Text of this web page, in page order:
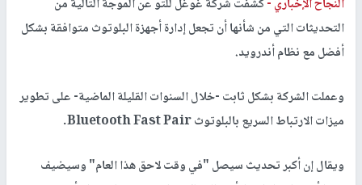
النجاح الإخباري -كشفت شركة غوغل للتو عن الموجة التالية من
التحديثات التي من شأنها أن تجعل إدارة أجهزة البلوتوث متوافقة بشكل
أفضل مع نظام أندرويد.
وعملت الشركة بشكل ثابت -خلال السنوات القليلة الماضية- على تطوير
ميزات الارتباط السريع بالبلوتوث Bluetooth Fast Pair.
ويقال إن أكبر تحديث سيصل "في وقت لاحق هذا العام" وسيضيف